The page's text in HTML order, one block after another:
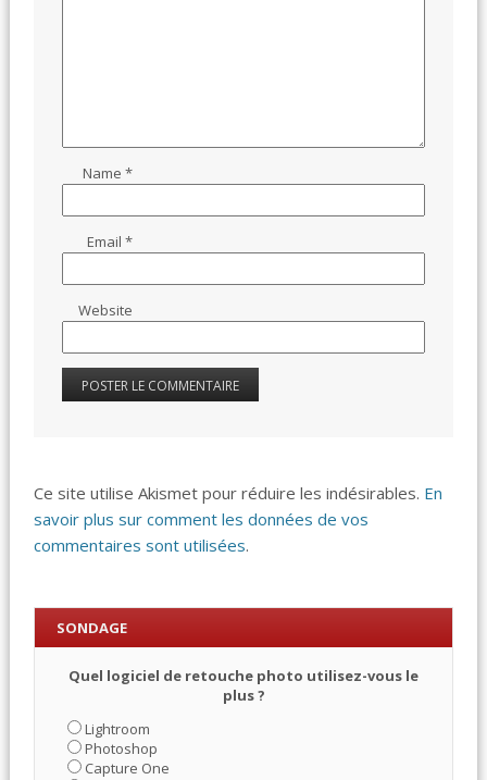
Name*
Email*
Website
Ce site utilise Akismet pour réduire les indésirables. En
savoir plus sur comment les données de vos
commentaires sont utilisées.
SONDAGE
Quel logiciel de retouche photo utilisez-vous le
plus ?
Lightroom
Photoshop
Capture One